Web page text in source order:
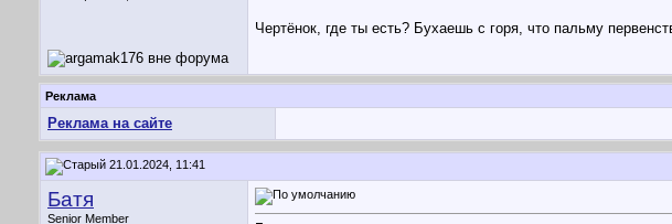
Чертёнок, где ты есть? Бухаешь с горя, что пальму
Реклама
Реклама на сайте
21.01.2024, 11:41
Батя
Senior Member